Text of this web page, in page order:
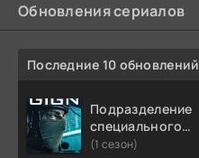
Обновления сериалов
Последние 10 обновлений
Подразделение
специального
назначения
(1 сезон)